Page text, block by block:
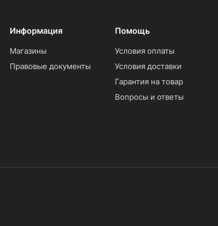
Информация
Магазины
Правовые документы
Помощь
Условия оплаты
Условия доставки
Гарантия на товар
Вопросы и ответы